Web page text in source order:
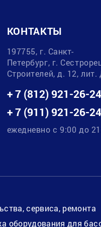
КОНТАКТЫ
197755, г. Санкт-
Петербург, г.
Строителей, д. 12, лит.
+ 7 (812) 921-26-24
+ 7 (911) 921-26-24
ежедневно с 9:00 до
сервиса, ремонта
оборудования для